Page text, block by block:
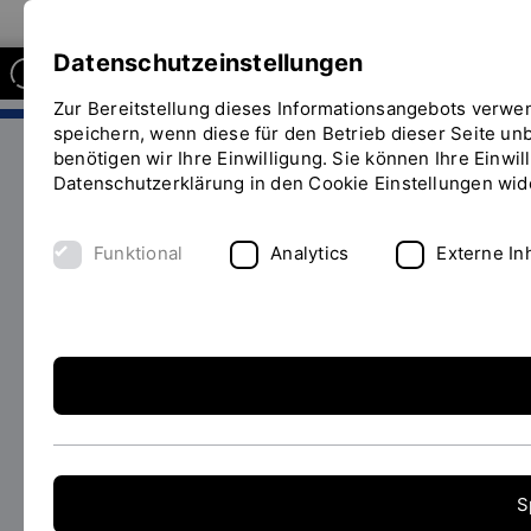
FAKULTÄT INFORMATIK UND
befinden
sich
"Funktionsträger"
Funktionsträger
Dekanat
Datenschutzeinstellungen
Zur Bereitstellung dieses Informationsangebots
speichern, wenn diese für den Betrieb dieser Seite
benötigen wir Ihre Einwilligung. Sie können Ihre
Datenschutzerklärung in den Cookie Einstellungen
Funktional Analytics Externe